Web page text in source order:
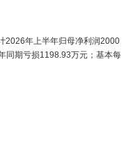
2026年上半年归母净利润2000
同期亏损1198.93万元；基本每